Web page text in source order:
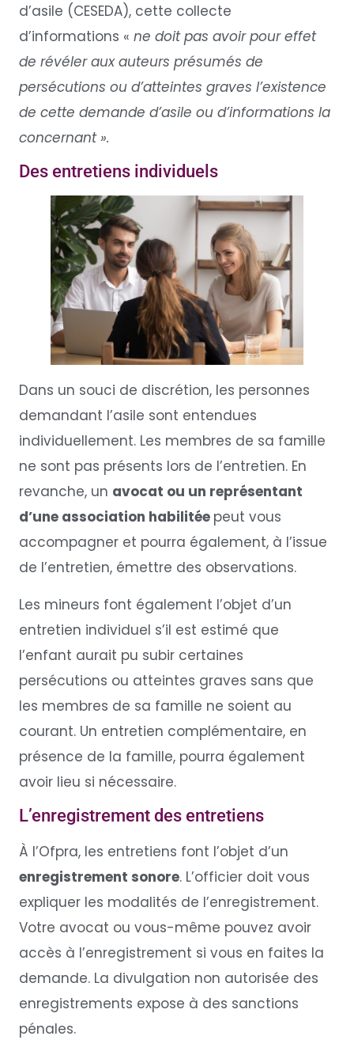
d’asile (CESEDA), cette collecte
d’informations « ne doit pas avoir pour effet
de révéler aux auteurs présumés de
persécutions ou d’atteintes graves l’existence
de cette demande d’asile ou d’informations la
concernant ».
Des entretiens individuels
Dans un souci de discrétion, les personnes
demandant l’asile sont entendues
individuellement. Les membres de sa famille
ne sont pas présents lors de l’entretien. En
revanche, un avocat ou un représentant
d’une association habilitée peut vous
accompagner et pourra également, à l’issue
de l’entretien, émettre des observations.
Les mineurs font également l’objet d’un
entretien individuel s’il est estimé que
l’enfant aurait pu subir certaines
persécutions ou atteintes graves sans que
les membres de sa famille ne soient au
courant. Un entretien complémentaire, en
présence de la famille, pourra également
avoir lieu si nécessaire.
L’enregistrement des entretiens
À l’Ofpra, les entretiens font l’objet d’un
enregistrement sonore. L’officier doit vous
expliquer les modalités de l’enregistrement.
Votre avocat ou vous-même pouvez avoir
accès à l’enregistrement si vous en faites la
demande. La divulgation non autorisée des
enregistrements expose à des sanctions
pénales.